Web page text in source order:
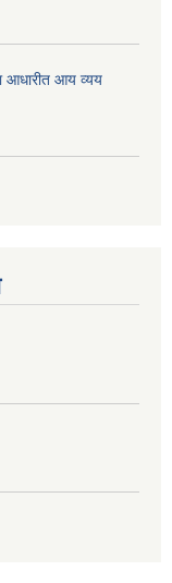
आधारीत आय व्यय